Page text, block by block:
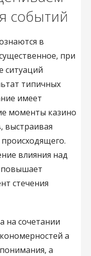
событий
в
при
ситуаций
типичных
имеет
моменты казино
выстраивая
влияния над
повышает
стечения
на сочетании
а
а